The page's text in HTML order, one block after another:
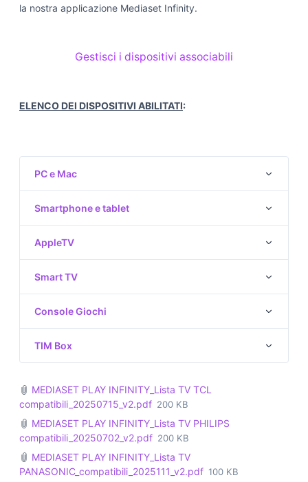
la nostra applicazione Mediaset Infinity.
Gestisci i dispositivi associabili
ELENCO DEI DISPOSITIVI ABILITATI:
PC e Mac
Smartphone e tablet
AppleTV
Smart TV
Console Giochi
TIM Box
MEDIASET PLAY INFINITY_Lista TV TCL
compatibili_20250715_v2.pdf 200 KB
MEDIASET PLAY INFINITY_Lista TV PHILIPS
compatibili_20250702_v2.pdf 200 KB
MEDIASET PLAY INFINITY_Lista TV
PANASONIC_compatibili_2025111_v2.pdf 100 KB